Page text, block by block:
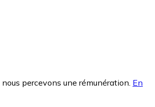
percevons une rémunération. En